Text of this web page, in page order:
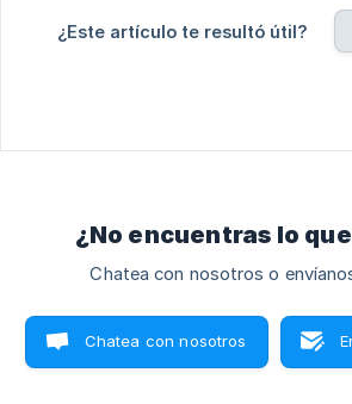
¿Este artículo te resultó útil?
¿No encuentras lo
Chatea con nosotros o
Chatea con nosotros